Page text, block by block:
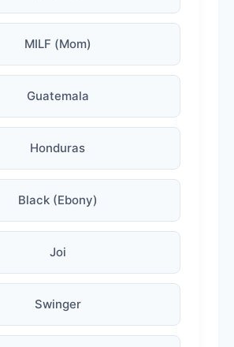
MILF (Mom)
Guatemala
Honduras
Black (Ebony)
Joi
Swinger